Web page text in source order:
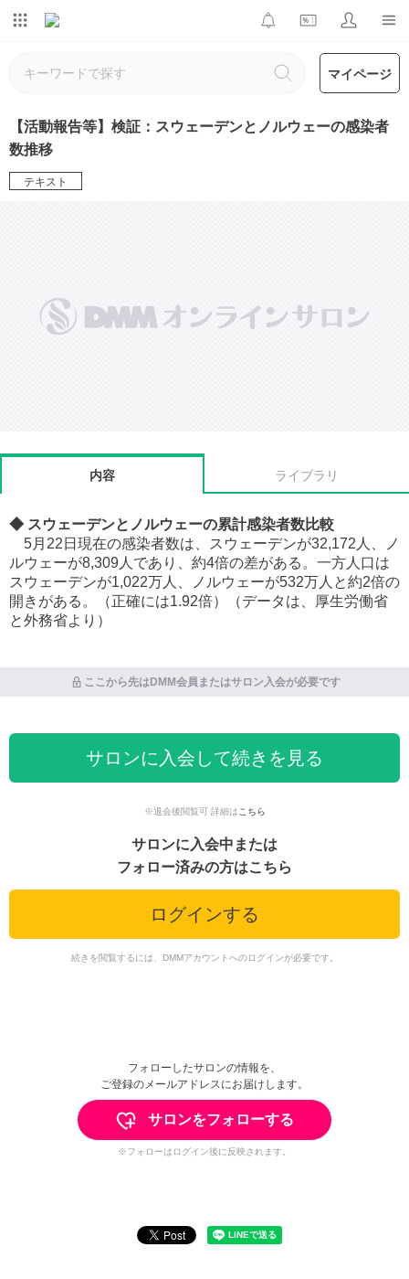
マイページ
【活動報告等】検証：スウェーデンとノルウェーの感染者
数推移
テキスト
内容 ライブラリ
◆ スウェーデンとノルウェーの累計感染者数比較
5月22日現在の感染者数は、スウェーデンが32,172人、ノ
ルウェーが8,309人であり、約4倍の差がある。一方人口は
スウェーデンが1,022万人、ノルウェーが532万人と約2倍の
開きがある。（正確には1.92倍）（データは、厚生労働省
と外務省より）
ここから先はDMM会員またはサロン入会が必要です
サロンに入会して続きを見る
※退会後閲覧可 詳細は こちら
サロンに入会中または
フォロー済みの方はこちら
ログインする
続きを閲覧するには、DMMアカウントへのログインが必要です。
フォローしたサロンの情報を、
ご登録のメールアドレスにお届けします。
サロンをフォローする
※フォローはログイン後に反映されます。